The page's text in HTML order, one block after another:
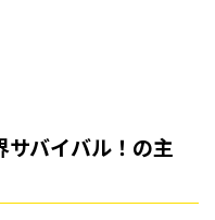
サバイバル！の主